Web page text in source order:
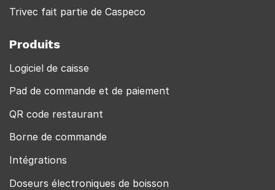
Trivec fait partie de Caspeco
Produits
Logiciel de caisse
Pad de commande et de paiement
QR code restaurant
Borne de commande
Intégrations
Doseurs électroniques de boisson